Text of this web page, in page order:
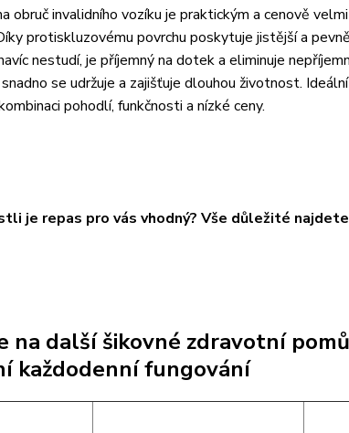
obruč invalidního vozíku je praktickým a cenově
protiskluzovému povrchu poskytuje jistější a
nestudí, je příjemný na dotek a eliminuje
se udržuje a zajišťuje dlouhou životnost.
pohodlí, funkčnosti a nízké ceny.
je repas pro vás vhodný? Vše důležité
na další šikovné zdravotní
každodenní fungování